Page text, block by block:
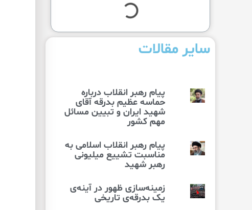
سایر مقالات
پیام رهبر انقلاب درباره
حماسه عظیم بدرقه آقای
شهید ایران و تبیین مسائل
مهم کشور
پیام رهبر انقلاب اسلامی به
مناسبت تشییع میلیونی
رهبر شهید
زمینه‌سازی ظهور در آینه‌ی
یک بدرقه‌ی تاریخی